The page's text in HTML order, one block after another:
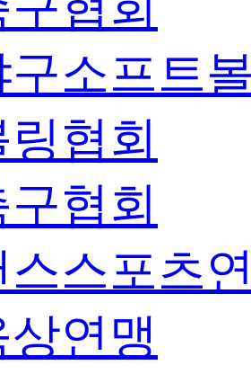
구소프트
링협회
구협회
스스포츠
상연맹